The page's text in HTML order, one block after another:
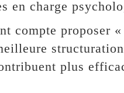
en charge
compte proposer
plus